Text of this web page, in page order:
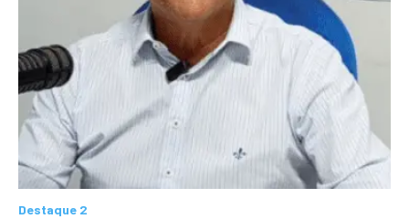
Destaque 2